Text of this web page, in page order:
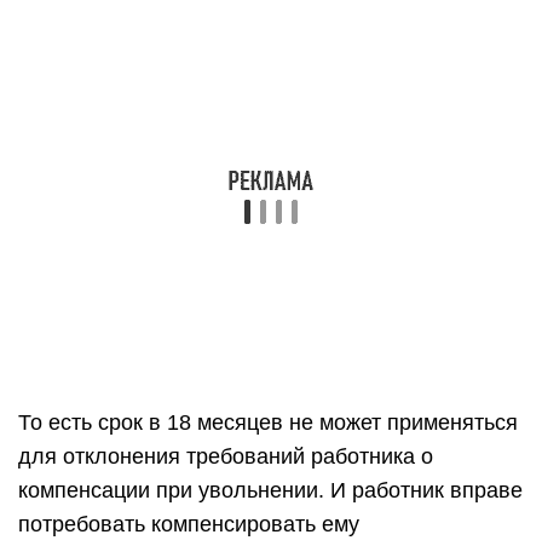
То есть срок в 18 месяцев не может применяться
для отклонения требований работника о
компенсации при увольнении. И работник вправе
потребовать компенсировать ему